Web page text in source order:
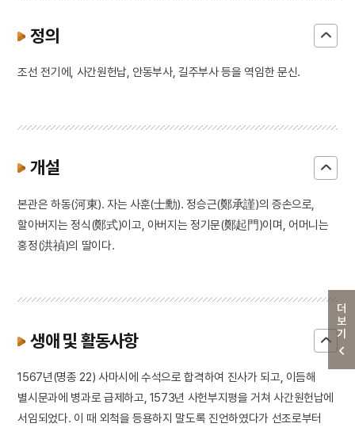
더보기
정의
조선 전기에, 사간원헌납, 안동부사, 길주부사 등을 역임한 문신.
개설
본관은 하동(河東). 자는 사훈(士勳). 정승근(鄭承謹)의 증손으로,
할아버지는 정식(鄭式)이고, 아버지는 정기문(鄭起門)이며, 어머니는
홍정(洪禎)의 딸이다.
생애 및 활동사항
1567년(명종 22) 사마시에 수석으로 합격하여 진사가 되고, 이듬해
별시문과에 병과로 급제하고, 1573년 사헌부지평을 거쳐 사간원헌납에
서임되었다. 이 때 외척을 등용하지 말도록 진언하였다가 선조로부터